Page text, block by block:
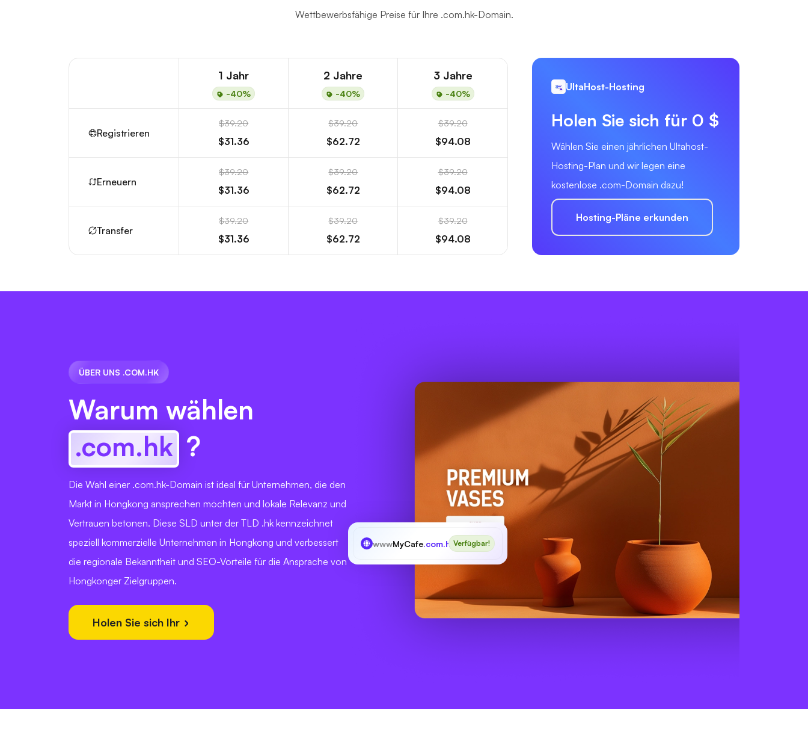
Wettbewerbsfähige Preise für Ihre .com.hk-Domain.
1 Jahr
-40%
2 Jahre
-40%
3 Jahre
-40%
Registrieren
$39.20
$31.36
$39.20
$62.72
$39.20
$94.08
Erneuern
$39.20
$31.36
$39.20
$62.72
$39.20
$94.08
Transfer
$39.20
$31.36
$39.20
$62.72
$39.20
$94.08
UltaHost-Hosting
Holen Sie sich für 0 $
Wählen Sie einen jährlichen Ultahost-
Hosting-Plan und wir legen eine
kostenlose .com-Domain dazu!
Hosting-Pläne erkunden
ÜBER UNS .COM.HK
Warum wählen
.com.hk ?
Die Wahl einer .com.hk-Domain ist ideal für Unternehmen, die den
Markt in Hongkong ansprechen möchten und lokale Relevanz und
Vertrauen betonen. Diese SLD unter der TLD .hk kennzeichnet
speziell kommerzielle Unternehmen in Hongkong und verbessert
die regionale Bekanntheit und SEO-Vorteile für die Ansprache von
Hongkonger Zielgruppen.
Holen Sie sich Ihr
wwwMyCafe.com.hkVerfügbar!